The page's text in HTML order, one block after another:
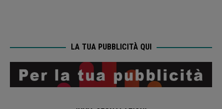
LA TUA PUBBLICITÀ QUI